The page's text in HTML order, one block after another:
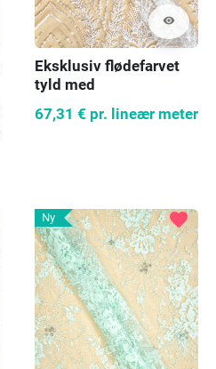
visibility
Eksklusiv flødefarvet
tyld med
plantemønster
67,31 € pr. lineær meter
Ny favorite